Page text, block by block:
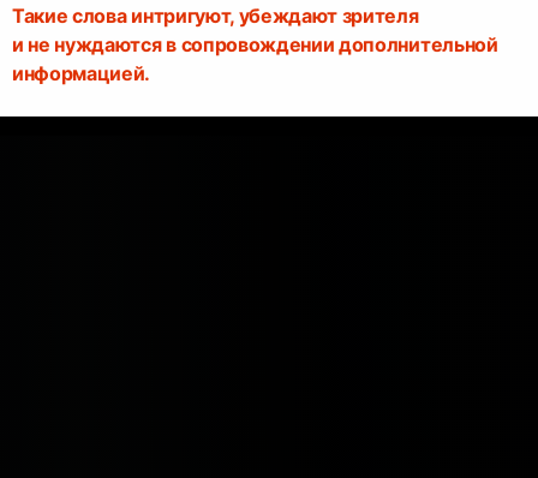
Такие слова интригуют, убеждают зрителя
и не нуждаются в сопровождении дополнительной
информацией.